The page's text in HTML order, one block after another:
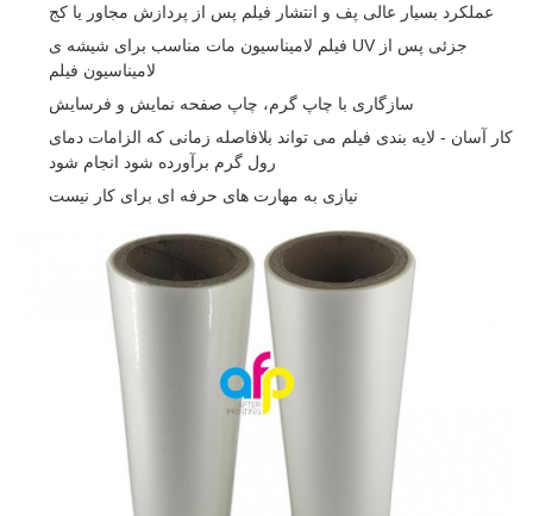
عملکرد بسیار عالی پف و انتشار فیلم پس از پردازش مجاور یا کج
فیلم لامیناسیون مات مناسب برای شیشه ی UV جزئی پس از
لامیناسیون فیلم
سازگاری با چاپ گرم، چاپ صفحه نمایش و فرسایش
کار آسان - لایه بندی فیلم می تواند بلافاصله زمانی که الزامات دمای
رول گرم برآورده شود انجام شود
نیازی به مهارت های حرفه ای برای کار نیست